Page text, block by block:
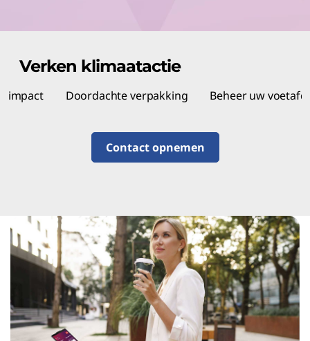
Verken klimaatactie
impact Doordachte verpakking Beheer uw
Contact opnemen